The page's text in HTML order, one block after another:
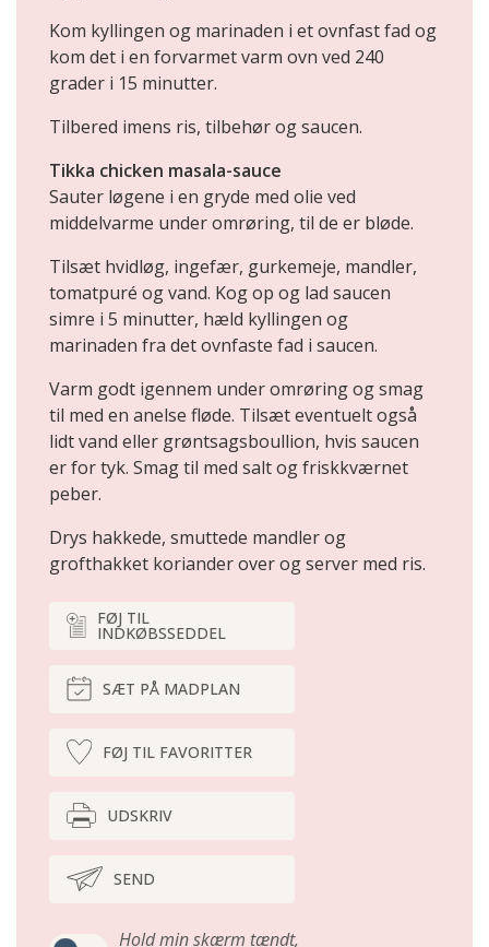
Kom kyllingen og marinaden i et ovnfast fad og
kom det i en forvarmet varm ovn ved 240
grader i 15 minutter.
Tilbered imens ris, tilbehør og saucen.
Tikka chicken masala-sauce
Sauter løgene i en gryde med olie ved
middelvarme under omrøring, til de er bløde.
Tilsæt hvidløg, ingefær, gurkemeje, mandler,
tomatpuré og vand. Kog op og lad saucen
simre i 5 minutter, hæld kyllingen og
marinaden fra det ovnfaste fad i saucen.
Varm godt igennem under omrøring og smag
til med en anelse fløde. Tilsæt eventuelt også
lidt vand eller grøntsagsboullion, hvis saucen
er for tyk. Smag til med salt og friskkværnet
peber.
Drys hakkede, smuttede mandler og
grofthakket koriander over og server med ris.
FØJ TIL
INDKØBSSEDDEL
SÆT PÅ MADPLAN
FØJ TIL FAVORITTER
UDSKRIV
SEND
Hold min skærm tændt,